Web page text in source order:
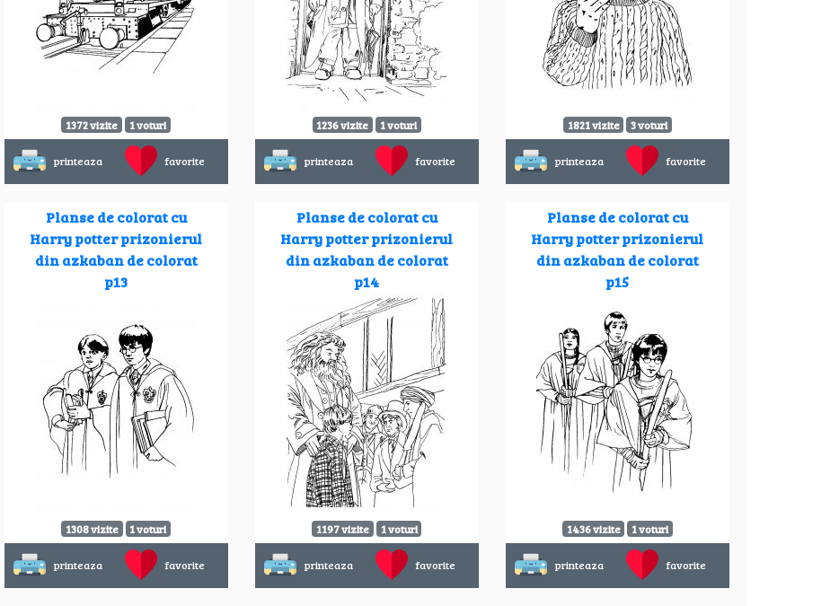
1372 vizite 1 voturi
printeaza favorite
1236 vizite 1 voturi
printeaza favorite
1821 vizite 3 voturi
printeaza favorite
Planse de colorat cu
Harry potter prizonierul
din azkaban de colorat
p13
1308 vizite 1 voturi
printeaza favorite
Planse de colorat cu
Harry potter prizonierul
din azkaban de colorat
p14
1197 vizite 1 voturi
printeaza favorite
Planse de colorat cu
Harry potter prizonierul
din azkaban de colorat
p15
1436 vizite 1 voturi
printeaza favorite